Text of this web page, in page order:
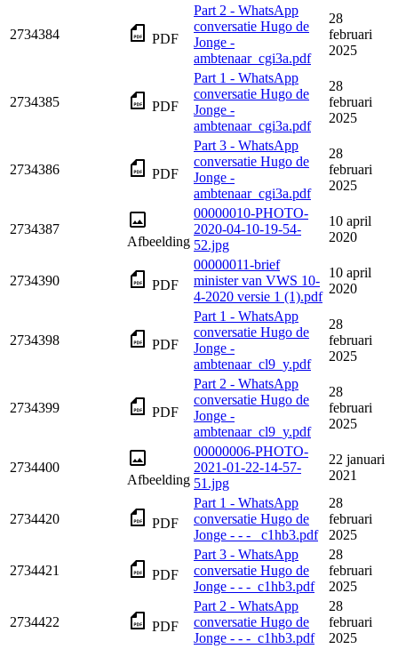
2734384 PDF
Part 2 - WhatsApp
conversatie Hugo de
Jonge -
ambtenaar_cgi3a.pdf
28
februari
2025
2734385 PDF
Part 1 - WhatsApp
conversatie Hugo de
Jonge -
ambtenaar_cgi3a.pdf
28
februari
2025
2734386 PDF
Part 3 - WhatsApp
conversatie Hugo de
Jonge -
ambtenaar_cgi3a.pdf
28
februari
2025
2734387
Afbeelding
00000010-PHOTO-
2020-04-10-19-54-
52.jpg
10 april
2020
2734390 PDF
00000011-brief
minister van VWS 10-
4-2020 versie 1 (1).pdf
10 april
2020
2734398 PDF
Part 1 - WhatsApp
conversatie Hugo de
Jonge -
ambtenaar_cl9_y.pdf
28
februari
2025
2734399 PDF
Part 2 - WhatsApp
conversatie Hugo de
Jonge -
ambtenaar_cl9_y.pdf
28
februari
2025
2734400
Afbeelding
00000006-PHOTO-
2021-01-22-14-57-
51.jpg
22 januari
2021
2734420 PDF
Part 1 - WhatsApp
conversatie Hugo de
Jonge - - - _c1hb3.pdf
28
februari
2025
2734421 PDF
Part 3 - WhatsApp
conversatie Hugo de
Jonge - - -_c1hb3.pdf
28
februari
2025
2734422 PDF
Part 2 - WhatsApp
conversatie Hugo de
Jonge - - -_c1hb3.pdf
28
februari
2025